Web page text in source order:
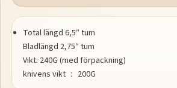
Total längd 6,5″ tum
Bladlängd 2,75″ tum
Vikt: 240G (med förpackning)
knivens vikt ： 200G